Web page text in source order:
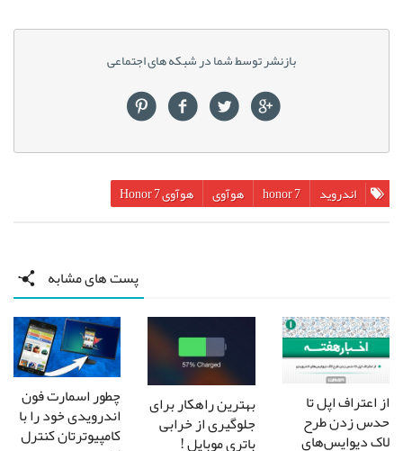
بازنشر توسط شما در شبکه های اجتماعی
اندروید honor 7 هوآوی هوآوی Honor 7
پست های مشابه
از اعتراف اپل تا
حدس زدن طرح
لاک دیوایس‌های
بهترین راهکار برای
جلوگیری از خرابی
باتری موبایل !
چطور اسمارت فون
اندرویدی خود را با
کامپیوترتان کنترل